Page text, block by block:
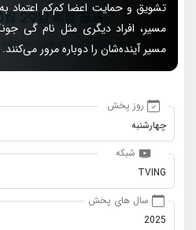
تشویق و حمایت اعضا کم‌کم
مسیر، افراد دیگری مثل نام گی
مسیر آینده‌شان را دوباره مرور می‌کنند.
روز پخش
چهارشنبه
شبکه
TVING
سال های پخش
2025